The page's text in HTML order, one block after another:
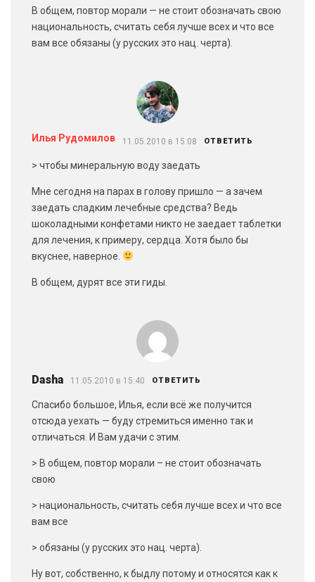
В общем, повтор морали — не стоит обозначать свою
национальность, считать себя лучше всех и что все
вам все обязаны (у русских это нац. черта).
Илья Рудомилов 11.05.2010 в 15:08 ОТВЕТИТЬ
> чтобы минеральную воду заедать
Мне сегодня на парах в голову пришло — а зачем
заедать сладким лечебные средства? Ведь
шоколадными конфетами никто не заедает таблетки
для лечения, к примеру, сердца. Хотя было бы
вкуснее, наверное.
В общем, дурят все эти гиды.
Dasha 11.05.2010 в 15:40 ОТВЕТИТЬ
Спасибо большое, Илья, если всё же получится
отсюда уехать — буду стремиться именно так и
отличаться. И Вам удачи с этим.
> В общем, повтор морали – не стоит обозначать
свою
> национальность, считать себя лучше всех и что все
вам все
> обязаны (у русских это нац. черта).
Ну вот, собственно, к быдлу потому и относятся как к